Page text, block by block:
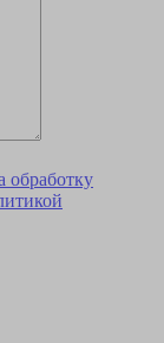
обработку